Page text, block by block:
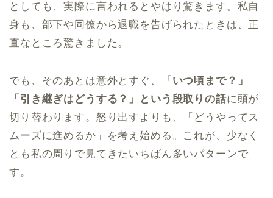
としても、実際に言われるとやはり驚きます。私自
身も、部下や同僚から退職を告げられたときは、正
直なところ驚きました。
でも、そのあとは意外とすぐ、
「いつ頃まで？」
「引き継ぎはどうする？」という段取りの話に頭が
切り替わります。怒り出すよりも、「どうやってス
ムーズに進めるか」を考え始める。これが、少なく
とも私の周りで見てきたいちばん多いパターンで
す。